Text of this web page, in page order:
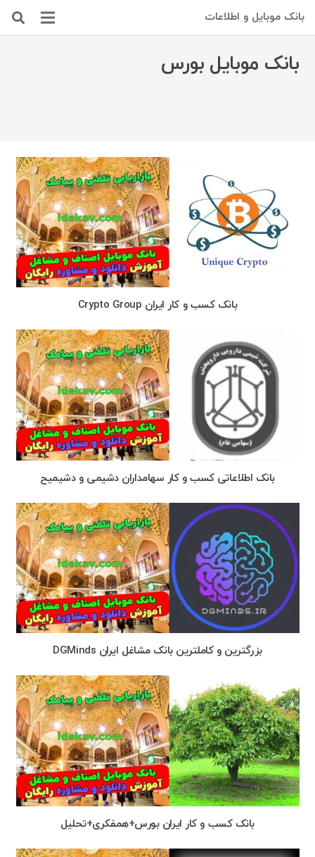
بانک موبایل و اطلاعات
بانک موبایل بورس
بانک کسب و کار ایران Crypto Group
بانک اطلاعاتی کسب و کار سهامداران دشیمی و دشیمیح
بزرگترین و کاملترین بانک مشاغل ایران DGMinds
بانک کسب و کار ایران بورس+همفكرى+تحليل